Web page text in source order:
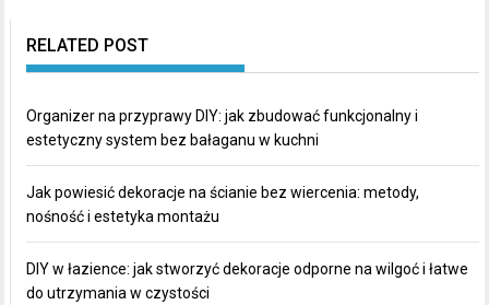
RELATED POST
Organizer na przyprawy DIY: jak zbudować funkcjonalny i
estetyczny system bez bałaganu w kuchni
Jak powiesić dekoracje na ścianie bez wiercenia: metody,
nośność i estetyka montażu
DIY w łazience: jak stworzyć dekoracje odporne na wilgoć i łatwe
do utrzymania w czystości